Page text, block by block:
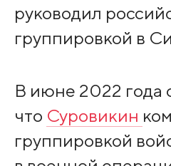
руководил
группировкой в
В июне 2022 года
что Суровикин
группировкой